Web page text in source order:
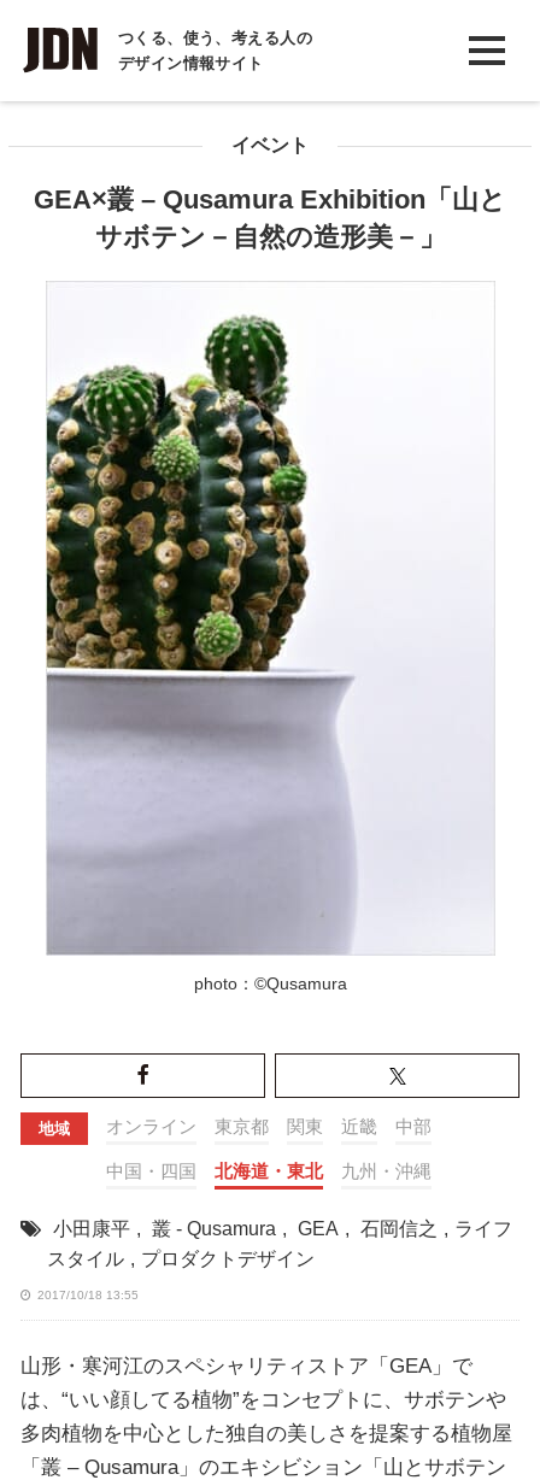
つくる、使う、考える人の
デザイン情報サイト
INTERVIEW
インタビュー
COLUMN
イベント
GEA×叢 – Qusamura Exhibition「山と
サボテン－自然の造形美－」
photo：©Qusamura
地域 オンライン 東京都 関東 近畿 中部
中国・四国 北海道・東北 九州・沖縄
小田康平 , 叢 - Qusamura , GEA , 石岡信之 , ライフ
スタイル , プロダクトデザイン
2017/10/18 13:55
山形・寒河江のスペシャリティストア「GEA」で
は、“いい顔してる植物”をコンセプトに、サボテンや
多肉植物を中心とした独自の美しさを提案する植物屋
「叢 – Qusamura」のエキシビション「山とサボテン